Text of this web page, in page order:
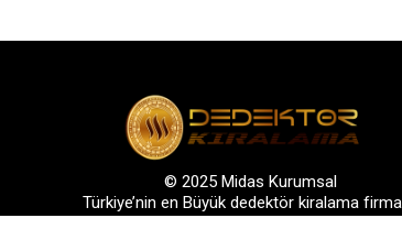
© 2025 Midas Kurumsal
Türkiye’nin en Büyük dedektör kiralama